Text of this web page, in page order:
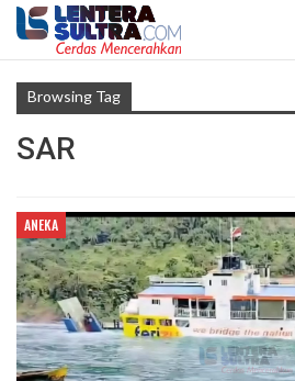
Browsing Tag
SAR
ANEKA